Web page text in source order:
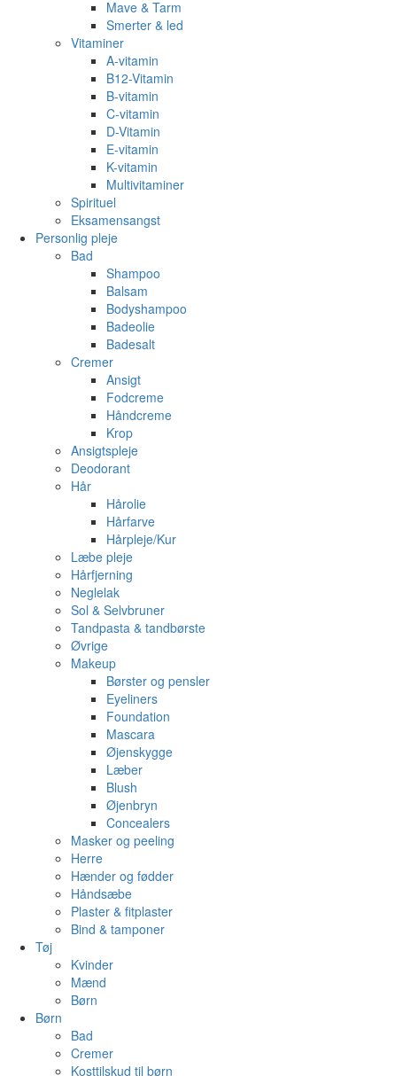
Mave & Tarm
Smerter & led
Vitaminer
A-vitamin
B12-Vitamin
B-vitamin
C-vitamin
D-Vitamin
E-vitamin
K-vitamin
Multivitaminer
Spirituel
Eksamensangst
Personlig pleje
Bad
Shampoo
Balsam
Bodyshampoo
Badeolie
Badesalt
Cremer
Ansigt
Fodcreme
Håndcreme
Krop
Ansigtspleje
Deodorant
Hår
Hårolie
Hårfarve
Hårpleje/Kur
Læbe pleje
Hårfjerning
Neglelak
Sol & Selvbruner
Tandpasta & tandbørste
Øvrige
Makeup
Børster og pensler
Eyeliners
Foundation
Mascara
Øjenskygge
Læber
Blush
Øjenbryn
Concealers
Masker og peeling
Herre
Hænder og fødder
Håndsæbe
Plaster & fitplaster
Bind & tamponer
Tøj
Kvinder
Mænd
Børn
Børn
Bad
Cremer
Kosttilskud til børn